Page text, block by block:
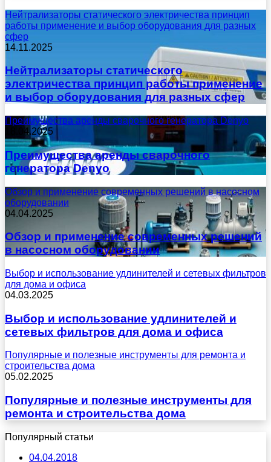
Нейтрализаторы статического электричества принцип
работы применение и выбор оборудования для разных
сфер
14.11.2025
Нейтрализаторы статического
электричества принцип работы применение
и выбор оборудования для разных сфер
Преимущества аренды сварочного генератора Denyo
18.04.2025
Преимущества аренды сварочного
генератора Denyo
Обзор и применение современных решений в насосном
оборудовании
04.04.2025
Обзор и применение современных решений
в насосном оборудовании
Выбор и использование удлинителей и сетевых фильтров
для дома и офиса
04.03.2025
Выбор и использование удлинителей и
сетевых фильтров для дома и офиса
Популярные и полезные инструменты для ремонта и
строительства дома
05.02.2025
Популярные и полезные инструменты для
ремонта и строительства дома
Популярный статьи
04.04.2018